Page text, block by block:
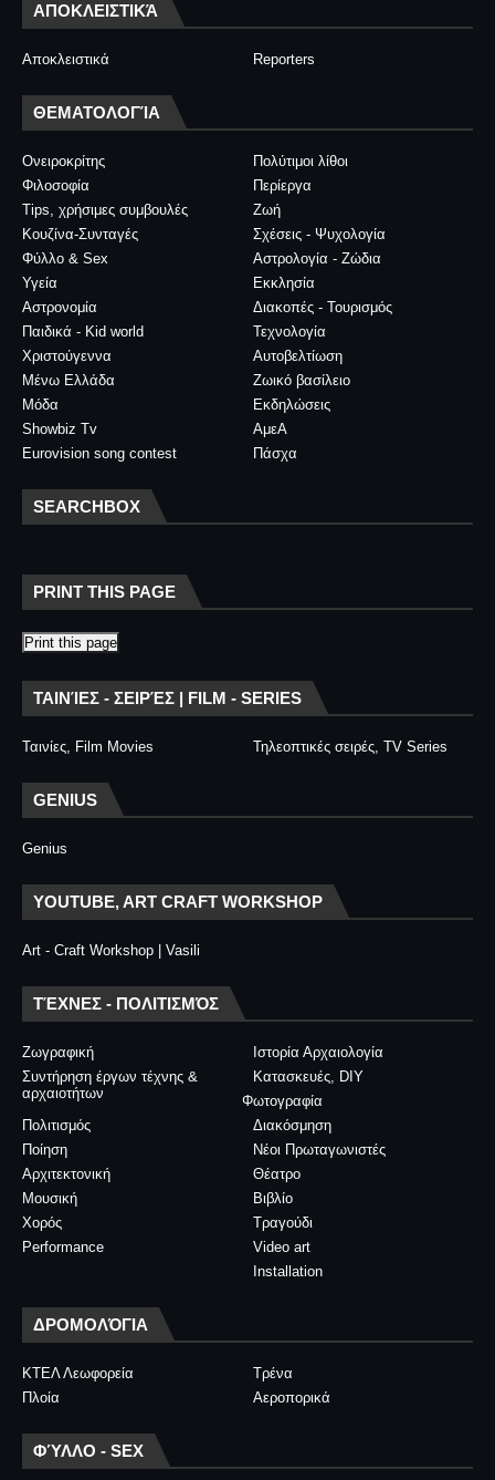
ΑΠΟΚΛΕΙΣΤΙΚΆ
Αποκλειστικά Reporters
ΘΕΜΑΤΟΛΟΓΊΑ
Ονειροκρίτης
Πολύτιμοι λίθοι
Φιλοσοφία
Περίεργα
Tips, χρήσιμες συμβουλές
Ζωή
Κουζίνα-Συνταγές
Σχέσεις - Ψυχολογία
Φύλλο & Sex
Αστρολογία - Ζώδια
Υγεία
Εκκλησία
Αστρονομία
Διακοπές - Τουρισμός
Παιδικά - Kid world
Τεχνολογία
Χριστούγεννα
Αυτοβελτίωση
Μένω Ελλάδα
Ζωικό βασίλειο
Μόδα
Εκδηλώσεις
Showbiz Tv
ΑμεΑ
Eurovision song contest
Πάσχα
SEARCHBOX
PRINT THIS PAGE
Print this page
ΤΑΙΝΊΕΣ - ΣΕΙΡΈΣ | FILM - SERIES
Ταινίες, Film Movies Τηλεοπτικές σειρές, TV Series
GENIUS
Genius
YOUTUBE, ART CRAFT WORKSHOP
Art - Craft Workshop | Vasili
ΤΈΧΝΕΣ - ΠΟΛΙΤΙΣΜΌΣ
Ζωγραφική
Ιστορία Αρχαιολογία
Συντήρηση έργων τέχνης &
αρχαιοτήτων
Κατασκευές, DIY
Φωτογραφία
Διακόσμηση
Πολιτισμός
Νέοι Πρωταγωνιστές
Ποίηση
Θέατρο
Αρχιτεκτονική
Βιβλίο
Μουσική
Τραγούδι
Χορός
Video art
Performance
Installation
ΔΡΟΜΟΛΌΓΙΑ
ΚΤΕΛ Λεωφορεία
Τρένα
Πλοία
Αεροπορικά
ΦΎΛΛΟ - SEX